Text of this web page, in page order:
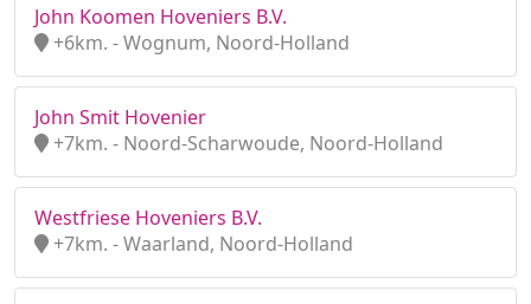
John Koomen Hoveniers B.V.
+6km. - Wognum, Noord-Holland
John Smit Hovenier
+7km. - Noord-Scharwoude, Noord-Holland
Westfriese Hoveniers B.V.
+7km. - Waarland, Noord-Holland